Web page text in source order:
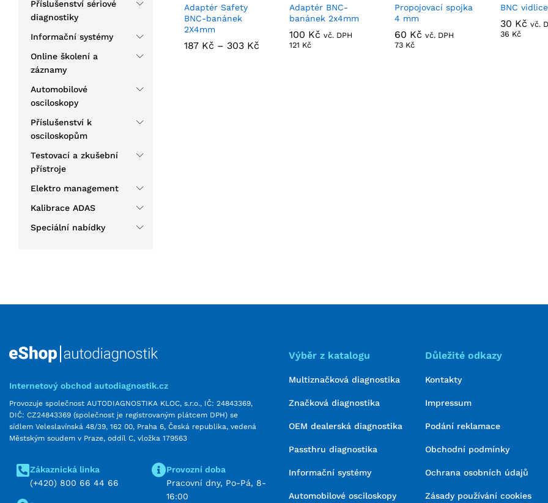
Adaptér Safety
BNC-banánek
2X4mm
187 Kč – 303 Kč
187 Kč 303 Kč
Adaptér BNC-
banánek 2x4mm
100 Kč vč. DPH
121 Kč
100 Kč
121 Kč
Propojovací spojka
4 mm
60 Kč vč. DPH
73 Kč
60 Kč
73 Kč
BNC vidlice
30 Kč vč.
36 Kč
30 Kč
36 Kč
Příslušenství sériové
diagnostiky
Informační systémy
Online školení a
záznamy
Automobilové
osciloskopy
Příslušenství k
osciloskopům
Testovací a zkušební
přístroje
Elektro management
Kalibrace ADAS
Speciální nabídky
Internetový obchod autodiagnostik.cz
Provozuje společnost AUTODIAGNOSTIKA KLOC, s.r.o., IČ: 24843369,
DIČ: CZ24843369 (společnost je registrovaným plátcem DPH) se
sídlem Veleslavínská 48/39, 162 00, Praha 6, Česká republika, vedená
Městským soudem v Praze, oddíl C, vložka 179563
Zákaznická linka
(+420) 800 66 44 66
Provozní doba
Pracovní dny, Po-Pá, 8-
16:00
Výběr z katalogu
Multiznačková diagnostika
Značková diagnostika
OEM dealerská diagnostika
Passthru diagnostika
Informační systémy
Automobilové osciloskopy
Důležité odkazy
Kontakty
Impressum
Podání reklamace
Obchodní podmínky
Ochrana osobních údajů
Zásady používání cookies